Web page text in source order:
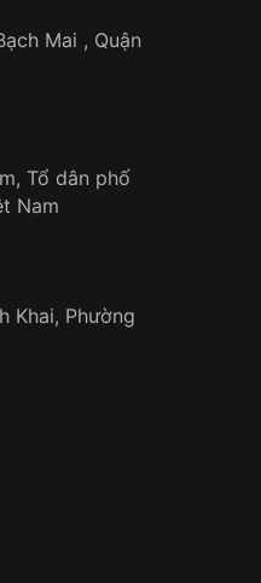
nhận đơn hàng thành
thanh toán trực tiếp
hàng
hàng trong suốt quá
Mai , Quận
Tổ dân phố
Nam
Khai, Phường